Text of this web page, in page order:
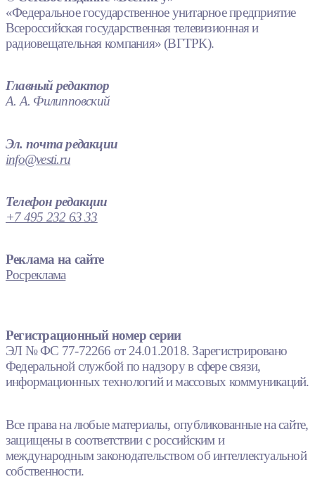
«Федеральное государственное унитарное предприятие
Всероссийская государственная телевизионная и
радиовещательная компания» (ВГТРК).
Главный редактор
А. А. Филипповский
Эл. почта редакции
info@vesti.ru
Телефон редакции
+7 495 232 63 33
Реклама на сайте
Росреклама
Регистрационный номер серии
ЭЛ № ФС 77-72266 от 24.01.2018. Зарегистрировано
Федеральной службой по надзору в сфере связи,
информационных технологий и массовых коммуникаций.
Все права на любые материалы, опубликованные на сайте,
защищены в соответствии с российским и
международным законодательством об интеллектуальной
собственности.